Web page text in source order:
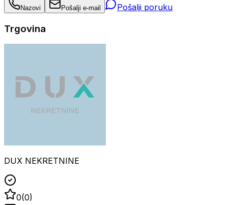
Nazovi Pošalji e-mail Pošalji poruku
Trgovina
DUX NEKRETNINE
0(0)